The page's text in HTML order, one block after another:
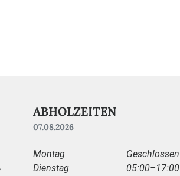
ABHOLZEITEN
07.08.2026
Montag
Geschlossen
Dienstag
05:00–17:00